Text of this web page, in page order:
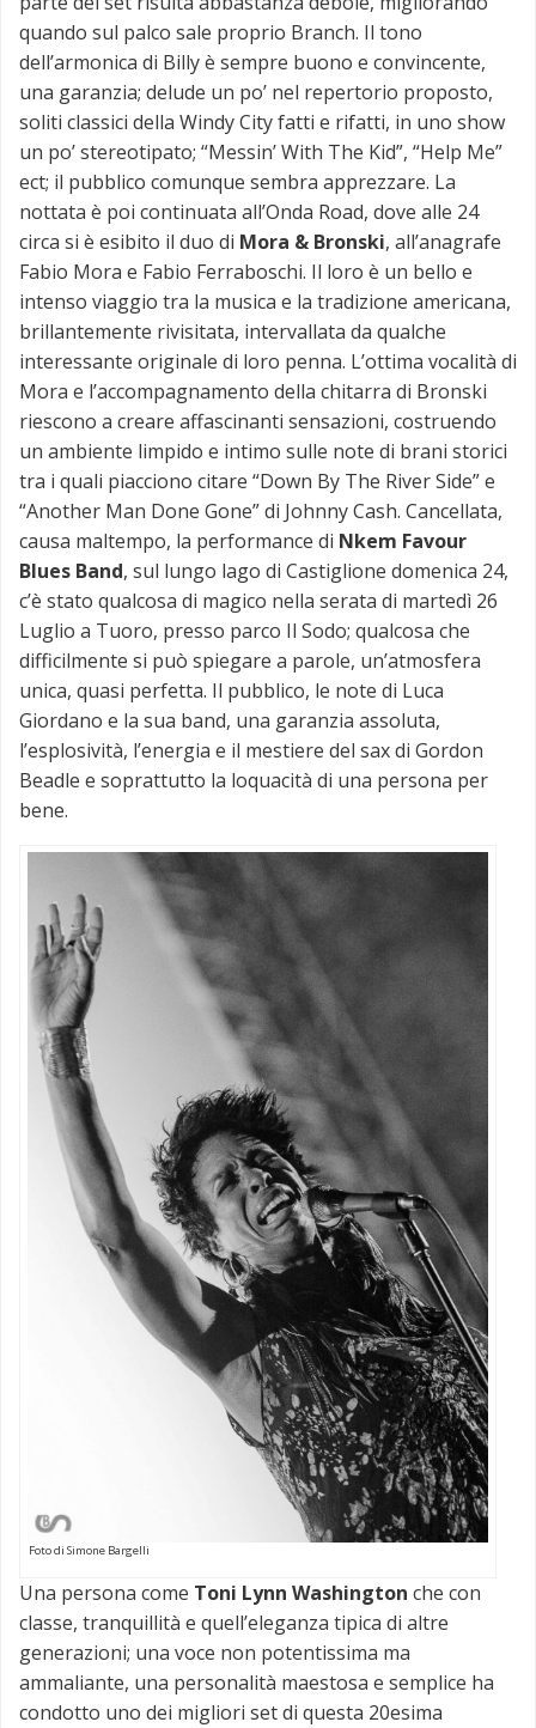
quando sul palco sale proprio Branch. Il tono
dell’armonica di Billy è sempre buono e convincente,
una garanzia; delude un po’ nel repertorio proposto,
soliti classici della Windy City fatti e rifatti, in uno show
un po’ stereotipato; “Messin’ With The Kid”, “Help Me”
ect; il pubblico comunque sembra apprezzare. La
nottata è poi continuata all’Onda Road, dove alle 24
circa si è esibito il duo di Mora & Bronski, all’anagrafe
Fabio Mora e Fabio Ferraboschi. Il loro è un bello e
intenso viaggio tra la musica e la tradizione americana,
brillantemente rivisitata, intervallata da qualche
interessante originale di loro penna. L’ottima vocalità di
Mora e l’accompagnamento della chitarra di Bronski
riescono a creare affascinanti sensazioni, costruendo
un ambiente limpido e intimo sulle note di brani storici
tra i quali piacciono citare “Down By The River Side” e
“Another Man Done Gone” di Johnny Cash. Cancellata,
causa maltempo, la performance di Nkem Favour
Blues Band, sul lungo lago di Castiglione domenica 24,
c’è stato qualcosa di magico nella serata di martedì 26
Luglio a Tuoro, presso parco Il Sodo; qualcosa che
difficilmente si può spiegare a parole, un’atmosfera
unica, quasi perfetta. Il pubblico, le note di Luca
Giordano e la sua band, una garanzia assoluta,
l’esplosività, l’energia e il mestiere del sax di Gordon
Beadle e soprattutto la loquacità di una persona per
bene.
Foto di Simone Bargelli
Una persona come Toni Lynn Washington che con
classe, tranquillità e quell’eleganza tipica di altre
generazioni; una voce non potentissima ma
ammaliante, una personalità maestosa e semplice ha
condotto uno dei migliori set di questa 20esima